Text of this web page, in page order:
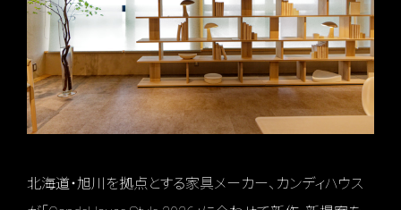
北海道・旭川を拠点とする家具メーカー、カンディハウス